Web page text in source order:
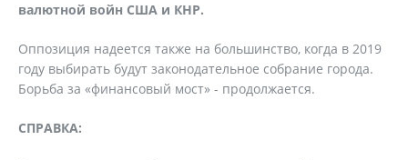
валютной войн США и КНР.
Оппозиция надеется также на большинство, когда в 2019
году выбирать будут законодательное собрание города.
Борьба за «финансовый мост» - продолжается.
СПРАВКА: